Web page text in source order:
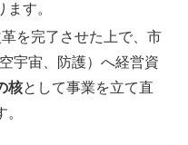
す。
を完了させた上で、市
宇宙、防護）へ経営資
核として事業を立て直